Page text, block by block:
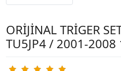
ORİJİNAL TRİGER
TU5JP4 / 2001-